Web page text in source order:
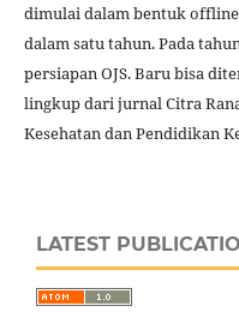
dimulai dalam bentuk
dalam satu tahun. Pada
persiapan OJS. Baru bisa
lingkup dari jurnal Citra
Kesehatan dan Pendidikan
LATEST